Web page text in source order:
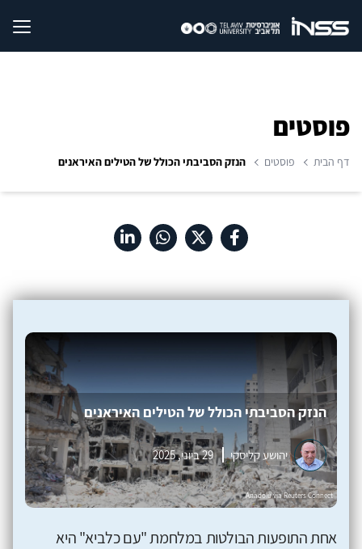
פוסטים
דף הבית פוסטים הנזק הסביבתי הכולל של הטילים האיראנים
הנזק הסביבתי הכולל של הטילים האיראנים
יהושע קליסקי 29 ביוני, 2025
אחת התופעות הבולטות במלחמת "עם כלביא" היא